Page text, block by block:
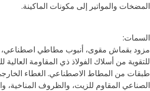
والمواتير إلى مكونات الماكينة.
بقماش مقوى، أنبوب مطاطي اصطناعي،
من أسلاك الفولاذ ذي المقاومة العالية
من المطاط الاصطناعي. الغطاء
المقاوم للزيت، والظروف المناخية،